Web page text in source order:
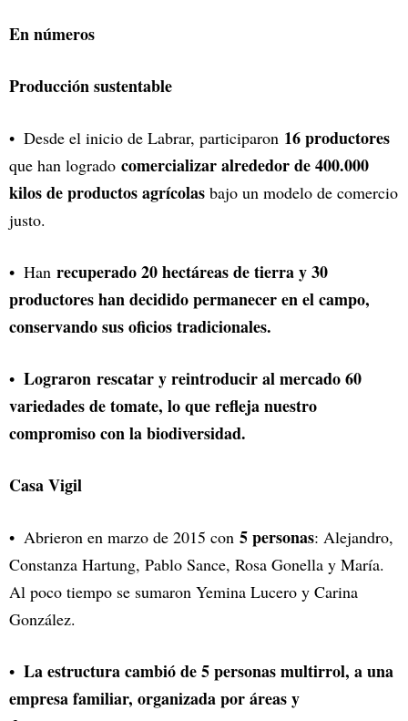
En números
Producción sustentable
Desde el inicio de Labrar, participaron 16 productores
que han logrado comercializar alrededor de 400.000
kilos de productos agrícolas bajo un modelo de comercio
justo.
Han recuperado 20 hectáreas de tierra y 30
productores han decidido permanecer en el campo,
conservando sus oficios tradicionales.
Lograron rescatar y reintroducir al mercado 60
variedades de tomate, lo que refleja nuestro
compromiso con la biodiversidad.
Casa Vigil
Abrieron en marzo de 2015 con 5 personas: Alejandro,
Constanza Hartung, Pablo Sance, Rosa Gonella y María.
Al poco tiempo se sumaron Yemina Lucero y Carina
González.
La estructura cambió de 5 personas multirrol, a una
empresa familiar, organizada por áreas y